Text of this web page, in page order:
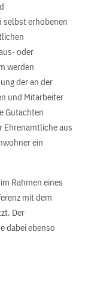
selbst erhobenen
oder
werden
der an der
und Mitarbeiter
Gutachten
Ehrenamtliche aus
ein
Rahmen eines
mit dem
Der
dabei ebenso